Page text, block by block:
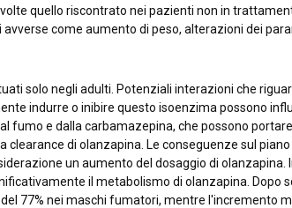
quello riscontrato nei pazienti non in
come aumento di peso, alterazioni dei
solo negli adulti. Potenziali interazioni che
indurre o inibire questo isoenzima possono
fumo e dalla carbamazepina, che possono
clearance di olanzapina. Le conseguenze sul
un aumento del dosaggio di
il metabolismo di olanzapina.
77% nei maschi fumatori, mentre l'incremento